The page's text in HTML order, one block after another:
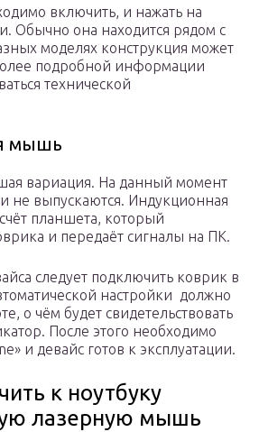
включить, и нажать на
Обычно она находится рядом с
моделях конструкция может
подробной информации
технической
мышь
вариация. На данный момент
не выпускаются. Индукционная
планшета, который
и передаёт сигналы на ПК.
следует подключить коврик в
настройки должно
о чём будет свидетельствовать
После этого необходимо
и девайс готов к эксплуатации.
к ноутбуку
лазерную мышь